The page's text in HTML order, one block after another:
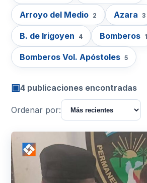
Arroyo del Medio 2 Azara 3
B. de Irigoyen 4 Bomberos 1
Bomberos Vol. Apóstoles 5
▣4 publicaciones encontradas
Ordenar por: